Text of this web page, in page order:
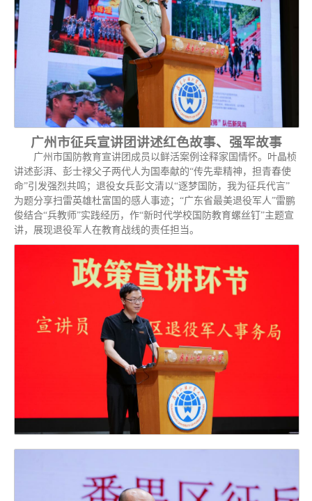
广州市征兵宣讲团讲述红色故事、强军故事
广州市国防教育宣讲团成员以鲜活案例诠释家国情怀。叶晶桢
讲述彭湃、彭士禄父子两代人为国奉献的“传先辈精神，担青春使
命”引发强烈共鸣；退役女兵彭文清以“逐梦国防，我为征兵代言”
为题分享扫雷英雄杜富国的感人事迹；“广东省最美退役军人”雷鹏
俊结合“兵教师”实践经历，作“新时代学校国防教育螺丝钉”主题宣
讲，展现退役军人在教育战线的责任担当。